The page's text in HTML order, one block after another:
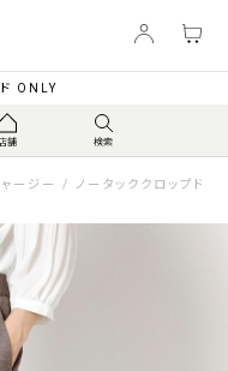
ONLY
ャージー / ノータッククロップドパ